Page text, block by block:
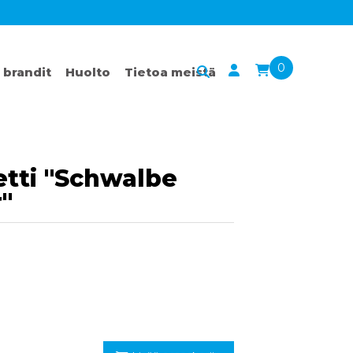
brandit Huolto Tietoa meistä 0
"Schwalbe